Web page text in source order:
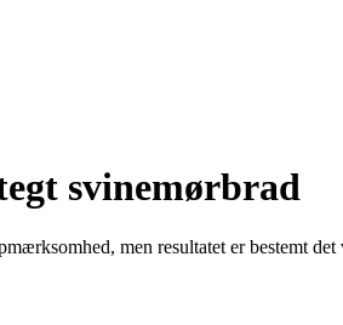
svinemørbrad
men resultatet er bestemt